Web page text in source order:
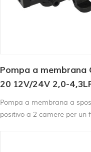
Pompa a membrana
20 12V/24V 2,0-
Pompa a membrana a
positivo a 2 camere per un